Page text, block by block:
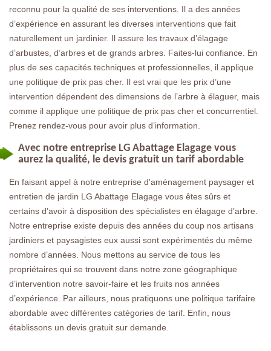
reconnu pour la qualité de ses interventions. Il a des années
d’expérience en assurant les diverses interventions que fait
naturellement un jardinier. Il assure les travaux d’élagage
d’arbustes, d’arbres et de grands arbres. Faites-lui confiance. En
plus de ses capacités techniques et professionnelles, il applique
une politique de prix pas cher. Il est vrai que les prix d’une
intervention dépendent des dimensions de l’arbre à élaguer, mais
comme il applique une politique de prix pas cher et concurrentiel.
Prenez rendez-vous pour avoir plus d’information.
Avec notre entreprise LG Abattage Elagage vous
aurez la qualité, le devis gratuit un tarif abordable
En faisant appel à notre entreprise d'aménagement paysager et
entretien de jardin LG Abattage Elagage vous êtes sûrs et
certains d’avoir à disposition des spécialistes en élagage d’arbre.
Notre entreprise existe depuis des années du coup nos artisans
jardiniers et paysagistes eux aussi sont expérimentés du même
nombre d’années. Nous mettons au service de tous les
propriétaires qui se trouvent dans notre zone géographique
d’intervention notre savoir-faire et les fruits nos années
d’expérience. Par ailleurs, nous pratiquons une politique tarifaire
abordable avec différentes catégories de tarif. Enfin, nous
établissons un devis gratuit sur demande.